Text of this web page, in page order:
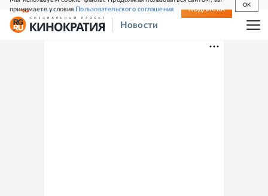
принимаете условияПользовательского соглашения
OK
СВЕЖИЙ НОМЕР ПОДПИСКА
Новости